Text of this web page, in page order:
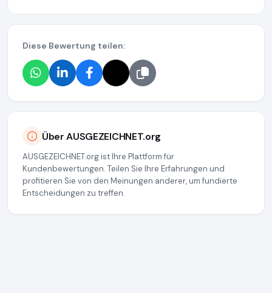
Diese Bewertung teilen:
Über AUSGEZEICHNET.org
AUSGEZEICHNET.org ist Ihre Plattform für
Kundenbewertungen. Teilen Sie Ihre Erfahrungen und
profitieren Sie von den Meinungen anderer, um fundierte
Entscheidungen zu treffen.